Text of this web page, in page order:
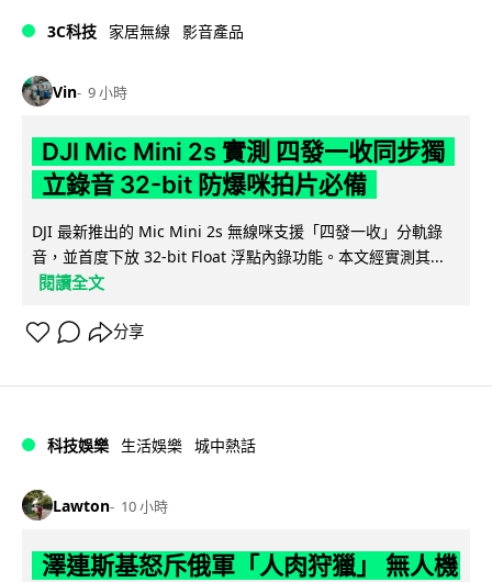
3C科技 家居無線 影音產品
Vin 9 小時
DJI Mic Mini 2s 實測 四發一收同步獨
立錄音 32-bit 防爆咪拍片必備
DJI 最新推出的 Mic Mini 2s 無線咪支援「四發一收」分軌錄
音，並首度下放 32-bit Float 浮點內錄功能。本文經實測其...
閱讀全文
分享
科技娛樂 生活娛樂 城中熱話
Lawton 10 小時
澤連斯基怒斥俄軍「人肉狩獵」 無人機